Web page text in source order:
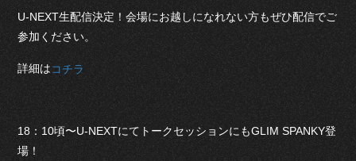
U-NEXT生配信決定！会場にお越しになれない方もぜひ配信でご
参加ください。
詳細はコチラ
18：10頃〜U-NEXTにてトークセッションにもGLIM SPANKY登
場！